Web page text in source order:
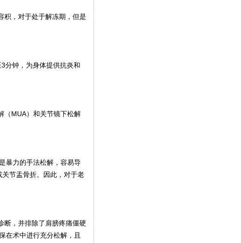
积，对于处于解冻期，但是
分钟，为身体提供抗炎和
（MUA）和关节镜下松解
暴力的手法松解，容易导
节盂骨折。因此，对于老
断，并排除了肩膀疼痛僵硬
在术中进行充分松解，且